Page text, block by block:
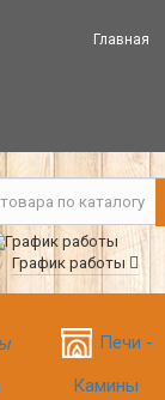
Главная
График работы
Печи -
Камины